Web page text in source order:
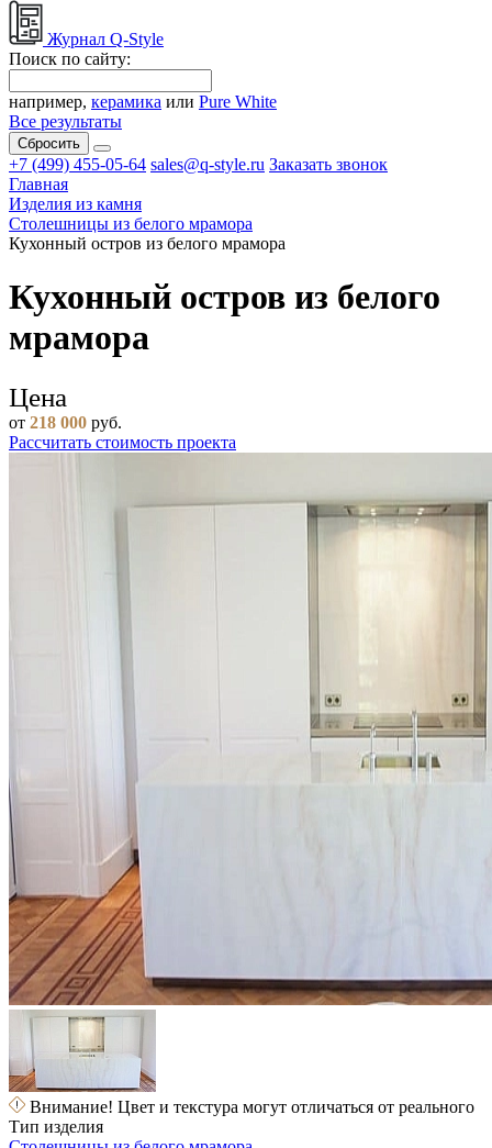
Журнал Q-Style
Поиск по сайту:
например, керамика или Pure White
Все результаты
Сбросить
+7 (499) 455-05-64 sales@q-style.ru Заказать звонок
Главная
Изделия из камня
Столешницы из белого мрамора
Кухонный остров из белого мрамора
Кухонный остров из белого
мрамора
Цена
от 218 000 руб.
Рассчитать стоимость проекта
Внимание! Цвет и текстура могут отличаться от реального
Тип изделия